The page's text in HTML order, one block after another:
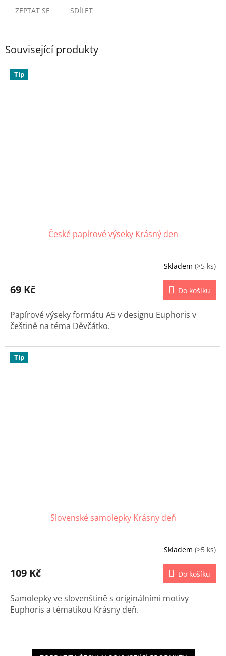
ZEPTAT SE SDÍLET
Související produkty
Tip
České papírové výseky Krásný den
Skladem (>5 ks)
69 Kč Do košíku
Papírové výseky formátu A5 v designu Euphoris v
češtině na téma Děvčátko.
Tip
Slovenské samolepky Krásny deň
Skladem (>5 ks)
109 Kč Do košíku
Samolepky ve slovenštině s originálními motivy
Euphoris a tématikou Krásny deň.